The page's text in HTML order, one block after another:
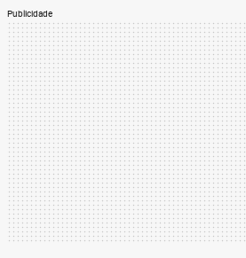
Publicidade